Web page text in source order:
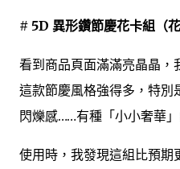
# 5D 異形鑽節慶花卡組（
看到商品頁面滿滿亮晶晶，
這款節慶風格強得多，特別
閃爍感……有種「小小奢華」
使用時，我發現這組比預期